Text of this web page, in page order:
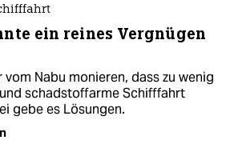
ein reines Vergnügen
Nabu monieren, dass zu wenig
schadstoffarme Schifffahrt
gebe es Lösungen.